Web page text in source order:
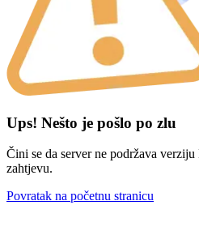
Ups! Nešto je pošlo po zlu
Čini se da server ne podržava
zahtjevu.
Povratak na početnu stranicu